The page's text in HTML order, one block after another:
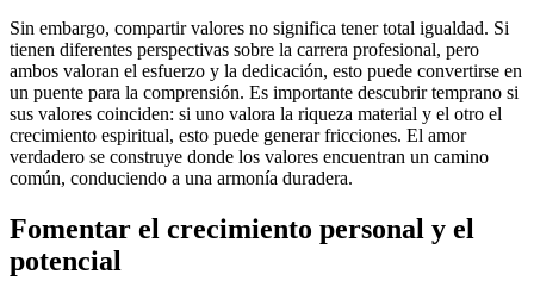
Sin embargo, compartir valores no significa tener total igualdad. Si
tienen diferentes perspectivas sobre la carrera profesional, pero
ambos valoran el esfuerzo y la dedicación, esto puede convertirse en
un puente para la comprensión. Es importante descubrir temprano si
sus valores coinciden: si uno valora la riqueza material y el otro el
crecimiento espiritual, esto puede generar fricciones. El amor
verdadero se construye donde los valores encuentran un camino
común, conduciendo a una armonía duradera.
Fomentar el crecimiento personal y el
potencial